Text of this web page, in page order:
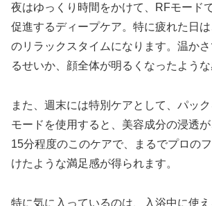
夜はゆっくり時間をかけて、RFモード
促進するディープケア。特に疲れた日
のリラックスタイムになります。温か
るせいか、顔全体が明るくなったような
また、週末には特別ケアとして、パッ
モードを使用すると、美容成分の浸透が
15分程度のこのケアで、まるでプロの
けたような満足感が得られます。
特に気に入っているのは、入浴中に使